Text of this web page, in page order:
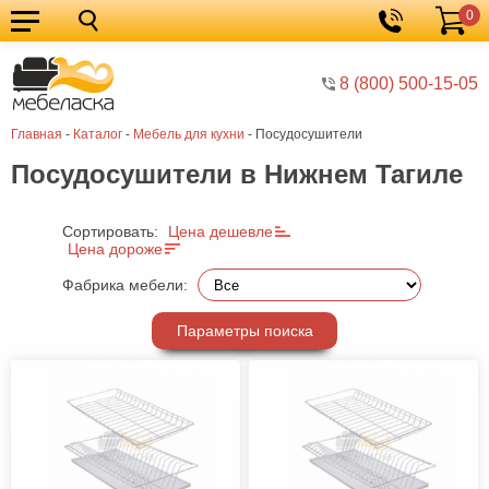
8 (800) 500-15-05
Корзина
0
Главная - Каталог - Мебель для кухни - Посудосушители
Кухонные
гарнитуры
Мебель
для
кухни
Мебель
для
спальни
Кровати
Шкафы
Детская
гостиную
прихожей
Комоды
Посудосушители в Нижнем Тагиле
Сортировать:
Цена дешевле
Цена дороже
Фабрика мебели:
Параметры поиска